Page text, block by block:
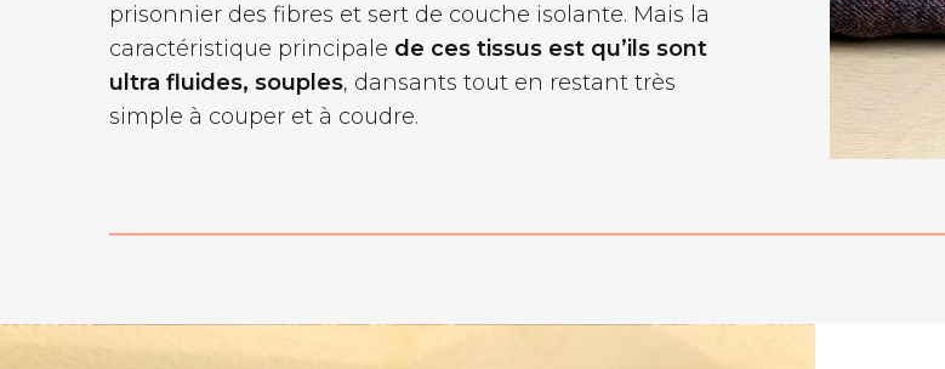
prisonnier des fibres et sert de couche isolante. Mais la
caractéristique principale de ces tissus est qu’ils sont
ultra fluides, souples, dansants tout en restant très
simple à couper et à coudre.